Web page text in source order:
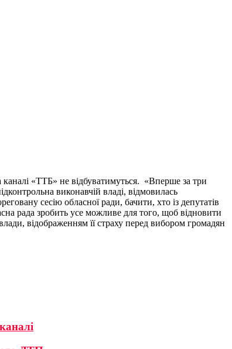
«ТТБ» не відбуватимуться. «Вперше за три
виконавчій владі, відмовилась
сесію обласної ради, бачити, хто із депутатів
рада зробить усе можливе для того, щоб відновити
відображенням її страху перед вибором громадян